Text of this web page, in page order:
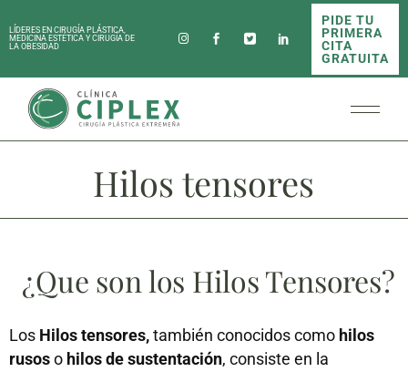
LÍDERES EN CIRUGÍA PLÁSTICA,
MEDICINA ESTÉTICA Y CIRUGÍA DE
LA OBESIDAD
PIDE TU
PRIMERA
CITA
GRATUITA
Hilos tensores
¿Que son los Hilos Tensores?
Los Hilos tensores,también conocidos como hilos
rusoso hilos de sustentación, consiste en la